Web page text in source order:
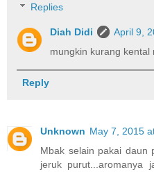
Replies
Diah Didi
April 9,
mungkin kurang kental
Reply
Unknown May 7, 2015
Mbak selain pakai daun
jeruk purut...aromanya